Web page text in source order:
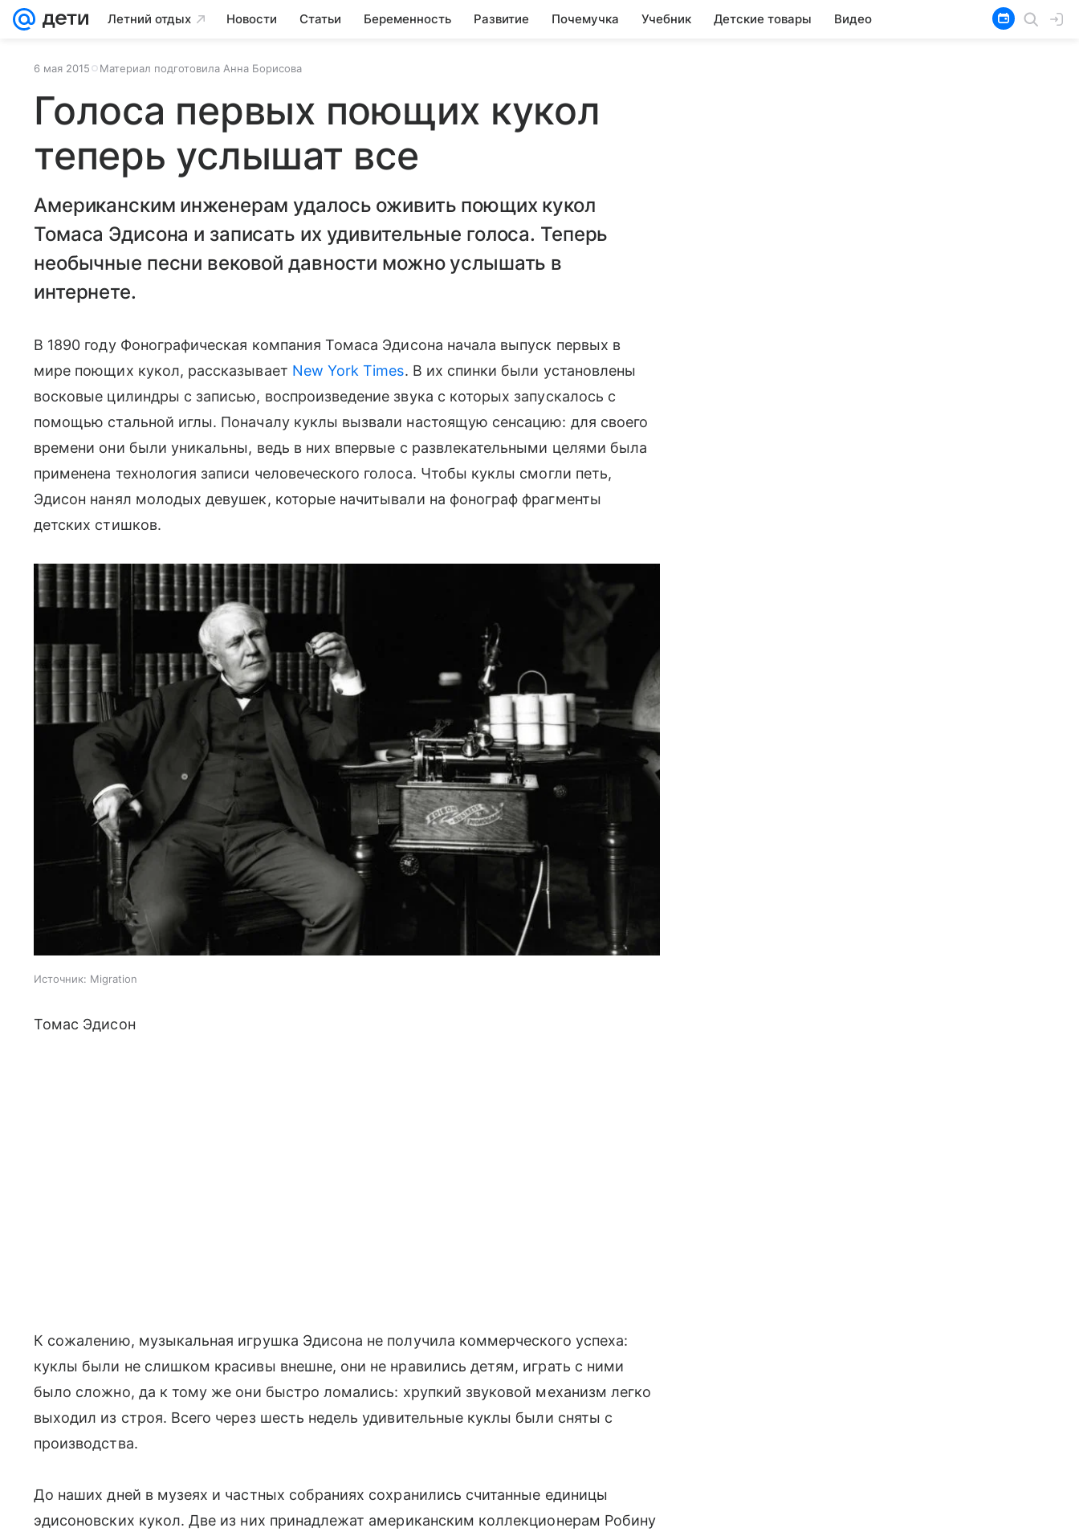
Летний отдых Новости Статьи Беременность Развитие Почемучка Учебник Детские товары Видео
6 мая 2015 Материал подготовила Анна Борисова
Голоса первых поющих кукол
теперь услышат все
Американским инженерам удалось оживить поющих кукол
Томаса Эдисона и записать их удивительные голоса. Теперь
необычные песни вековой давности можно услышать в
интернете.
В 1890 году Фонографическая компания Томаса Эдисона начала выпуск первых в
мире поющих кукол, рассказывает New York Times. В их спинки были установлены
восковые цилиндры с записью, воспроизведение звука с которых запускалось с
помощью стальной иглы. Поначалу куклы вызвали настоящую сенсацию: для своего
времени они были уникальны, ведь в них впервые с развлекательными целями была
применена технология записи человеческого голоса. Чтобы куклы смогли петь,
Эдисон нанял молодых девушек, которые начитывали на фонограф фрагменты
детских стишков.
Источник: Migration
Томас Эдисон
К сожалению, музыкальная игрушка Эдисона не получила коммерческого успеха:
куклы были не слишком красивы внешне, они не нравились детям, играть с ними
было сложно, да к тому же они быстро ломались: хрупкий звуковой механизм легко
выходил из строя. Всего через шесть недель удивительные куклы были сняты с
производства.
До наших дней в музеях и частных собраниях сохранились считанные единицы
эдисоновских кукол. Две из них принадлежат американским коллекционерам Робину